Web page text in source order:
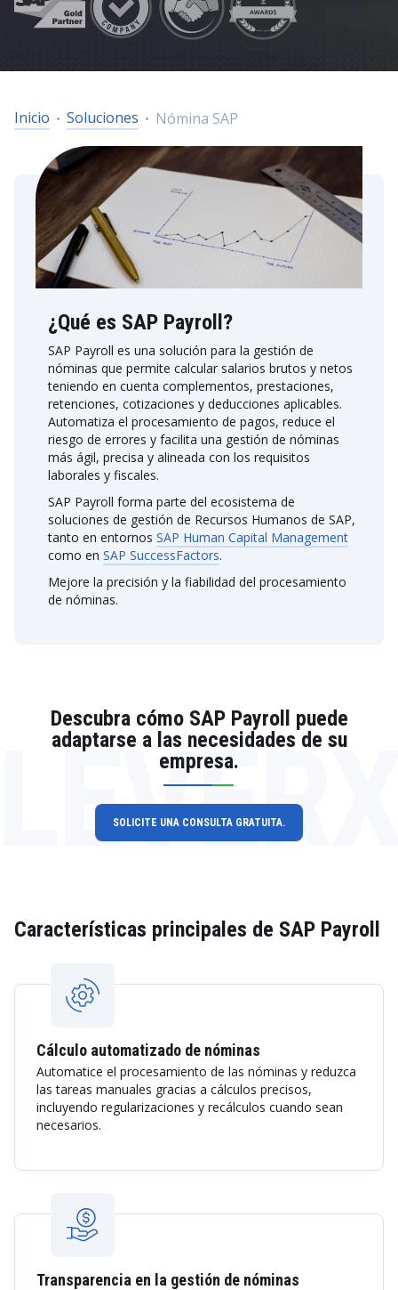
Inicio Soluciones Nómina SAP
¿Qué es SAP Payroll?
SAP Payroll es una solución para la gestión de
nóminas que permite calcular salarios brutos y netos
teniendo en cuenta complementos, prestaciones,
retenciones, cotizaciones y deducciones aplicables.
Automatiza el procesamiento de pagos, reduce el
riesgo de errores y facilita una gestión de nóminas
más ágil, precisa y alineada con los requisitos
laborales y fiscales.
SAP Payroll forma parte del ecosistema de
soluciones de gestión de Recursos Humanos de SAP,
tanto en entornos SAP Human Capital Management
como en SAP SuccessFactors.
Mejore la precisión y la fiabilidad del procesamiento
de nóminas.
Descubra cómo SAP Payroll puede
adaptarse a las necesidades de su
empresa.
SOLICITE UNA CONSULTA GRATUITA.
Características principales de SAP Payroll
Cálculo automatizado de nóminas
Automatice el procesamiento de las nóminas y reduzca
las tareas manuales gracias a cálculos precisos,
incluyendo regularizaciones y recálculos cuando sean
necesarios.
Transparencia en la gestión de nóminas